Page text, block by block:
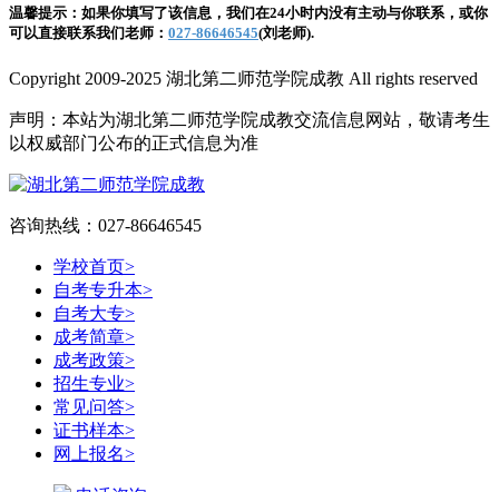
温馨提示：如果你填写了该信息，我们在24小时内没有主动与你联系，或你
可以直接联系我们老师： 027-86646545(刘老师).
Copyright 2009-2025 湖北第二师范学院成教 All rights reserved
声明：本站为湖北第二师范学院成教交流信息网站，敬请考生
以权威部门公布的正式信息为准
咨询热线：027-86646545
学校首页>
自考专升本>
自考大专>
成考简章>
成考政策>
招生专业>
常见问答>
证书样本>
网上报名>